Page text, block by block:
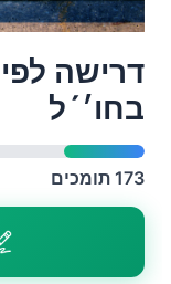
דרישה
בחו׳´ל
173 תומכים